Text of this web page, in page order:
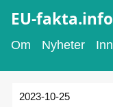
EU-fakta.info
Om Nyheter
2023-10-25